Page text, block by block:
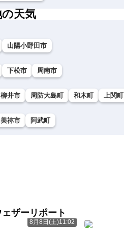
天気
山陽小野田市
下松市 周南市
柳井市 周防大島町 和木町 上関町
美祢市 阿武町
ザーリポート
8月8日(土)11:02